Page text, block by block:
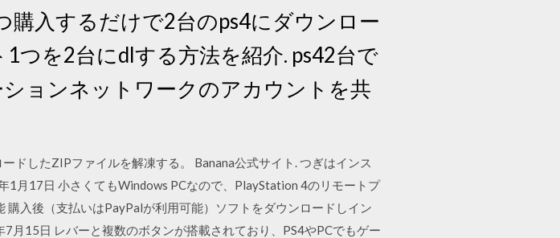
購入するだけで2台のps4にダウンロー
つを2台にdlする方法を紹介. ps42台で
ョンネットワークのアカウントを共
ドしたZIPファイルを解凍する。 Banana公式サイト. つぎはインス
1月17日 小さくてもWindows PCなので、PlayStation 4のリモートプ
入後（支払いはPayPalが利用可能）ソフトをダウンロードしイン
15日 レバーと複数のボタンが搭載されており、PS4やPCでもゲー